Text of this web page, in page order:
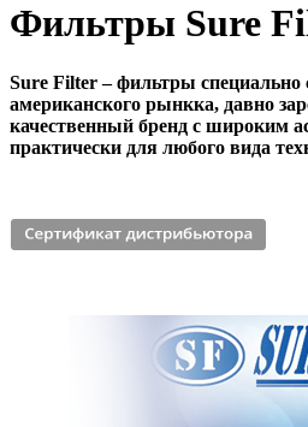
Фильтры Sure
Sure Filter – фильтры специально
американского рынкка, давно
качественный бренд с широким
практически для любого вида